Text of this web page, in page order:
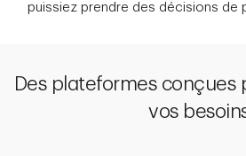
puissiez prendre des décisions de
Des plateformes conçues
vos